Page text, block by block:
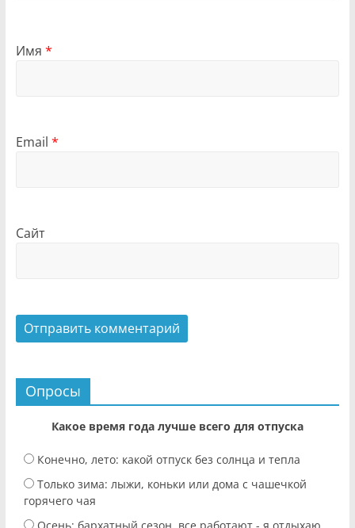
Имя *
Email *
Сайт
Опросы
Какое время года лучше всего для отпуска
Конечно, лето: какой отпуск без солнца и тепла
Только зима: лыжи, коньки или дома с чашечкой
горячего чая
Осень: бархатный сезон, все работают - я отдыхаю